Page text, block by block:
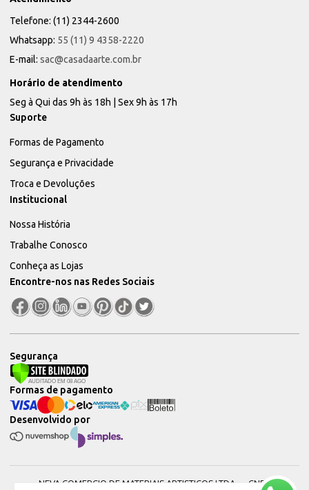
Telefone: (11) 2344-2600
Whatsapp: 55 (11) 9 4358-2220
E-mail: sac@casadaarte.com.br
Horário de atendimento
Seg à Qui das 9h às 18h | Sex 9h às 17h
Suporte
Formas de Pagamento
Segurança e Privacidade
Troca e Devoluções
Institucional
Nossa História
Trabalhe Conosco
Conheça as Lojas
Encontre-nos nas Redes Sociais
Segurança
Desenvolvido por
Formas de pagamento
NEVA COMERCIO DE MATERIAIS ARTISTICOS LTDA — CNPJ: